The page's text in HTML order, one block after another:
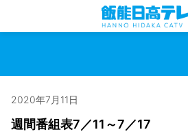
2020年7月11日
週間番組表7／11～7／17